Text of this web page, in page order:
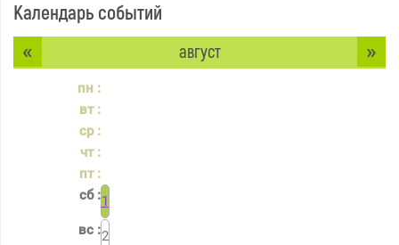
Календарь событий
август
« »
1
2